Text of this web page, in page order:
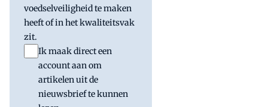
voedselveiligheid te maken
heeft of in het kwaliteitsvak
zit.
Ik maak direct een
account aan om
artikelen uit de
nieuwsbrief te kunnen